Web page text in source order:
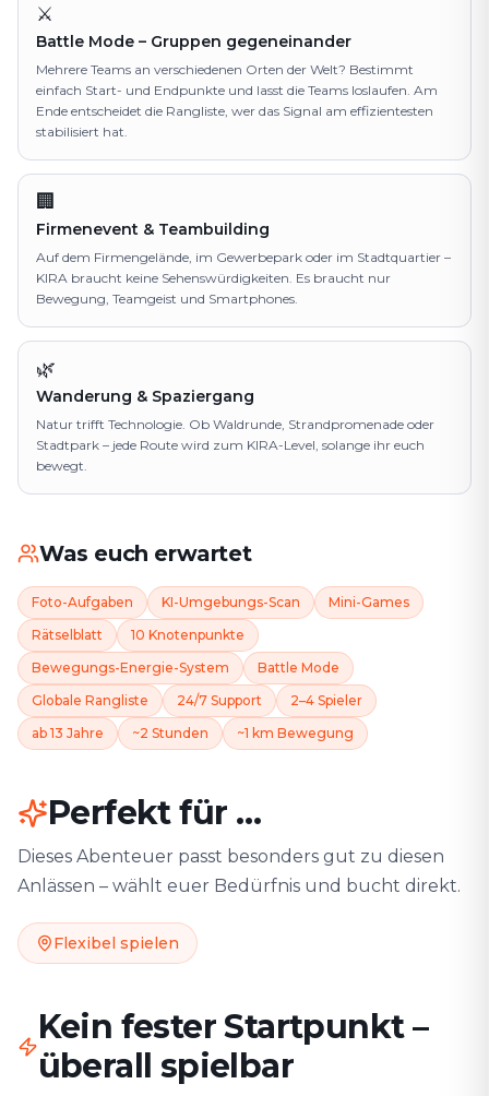
⚔️
Battle Mode – Gruppen gegeneinander
Mehrere Teams an verschiedenen Orten der Welt? Bestimmt
einfach Start- und Endpunkte und lasst die Teams loslaufen. Am
Ende entscheidet die Rangliste, wer das Signal am effizientesten
stabilisiert hat.
🏢
Firmenevent & Teambuilding
Auf dem Firmengelände, im Gewerbepark oder im Stadtquartier –
KIRA braucht keine Sehenswürdigkeiten. Es braucht nur
Bewegung, Teamgeist und Smartphones.
🌿
Wanderung & Spaziergang
Natur trifft Technologie. Ob Waldrunde, Strandpromenade oder
Stadtpark – jede Route wird zum KIRA-Level, solange ihr euch
bewegt.
Was euch erwartet
Foto-Aufgaben KI-Umgebungs-Scan
Mini-Games
Rätselblatt
10 Knotenpunkte
Bewegungs-Energie-System
Battle Mode
Globale Rangliste
24/7 Support
2–4 Spieler
ab 13 Jahre
~2 Stunden ~1 km Bewegung
Perfekt für …
Dieses Abenteuer passt besonders gut zu diesen
Anlässen – wählt euer Bedürfnis und bucht direkt.
Flexibel spielen
Kein fester Startpunkt –
überall spielbar